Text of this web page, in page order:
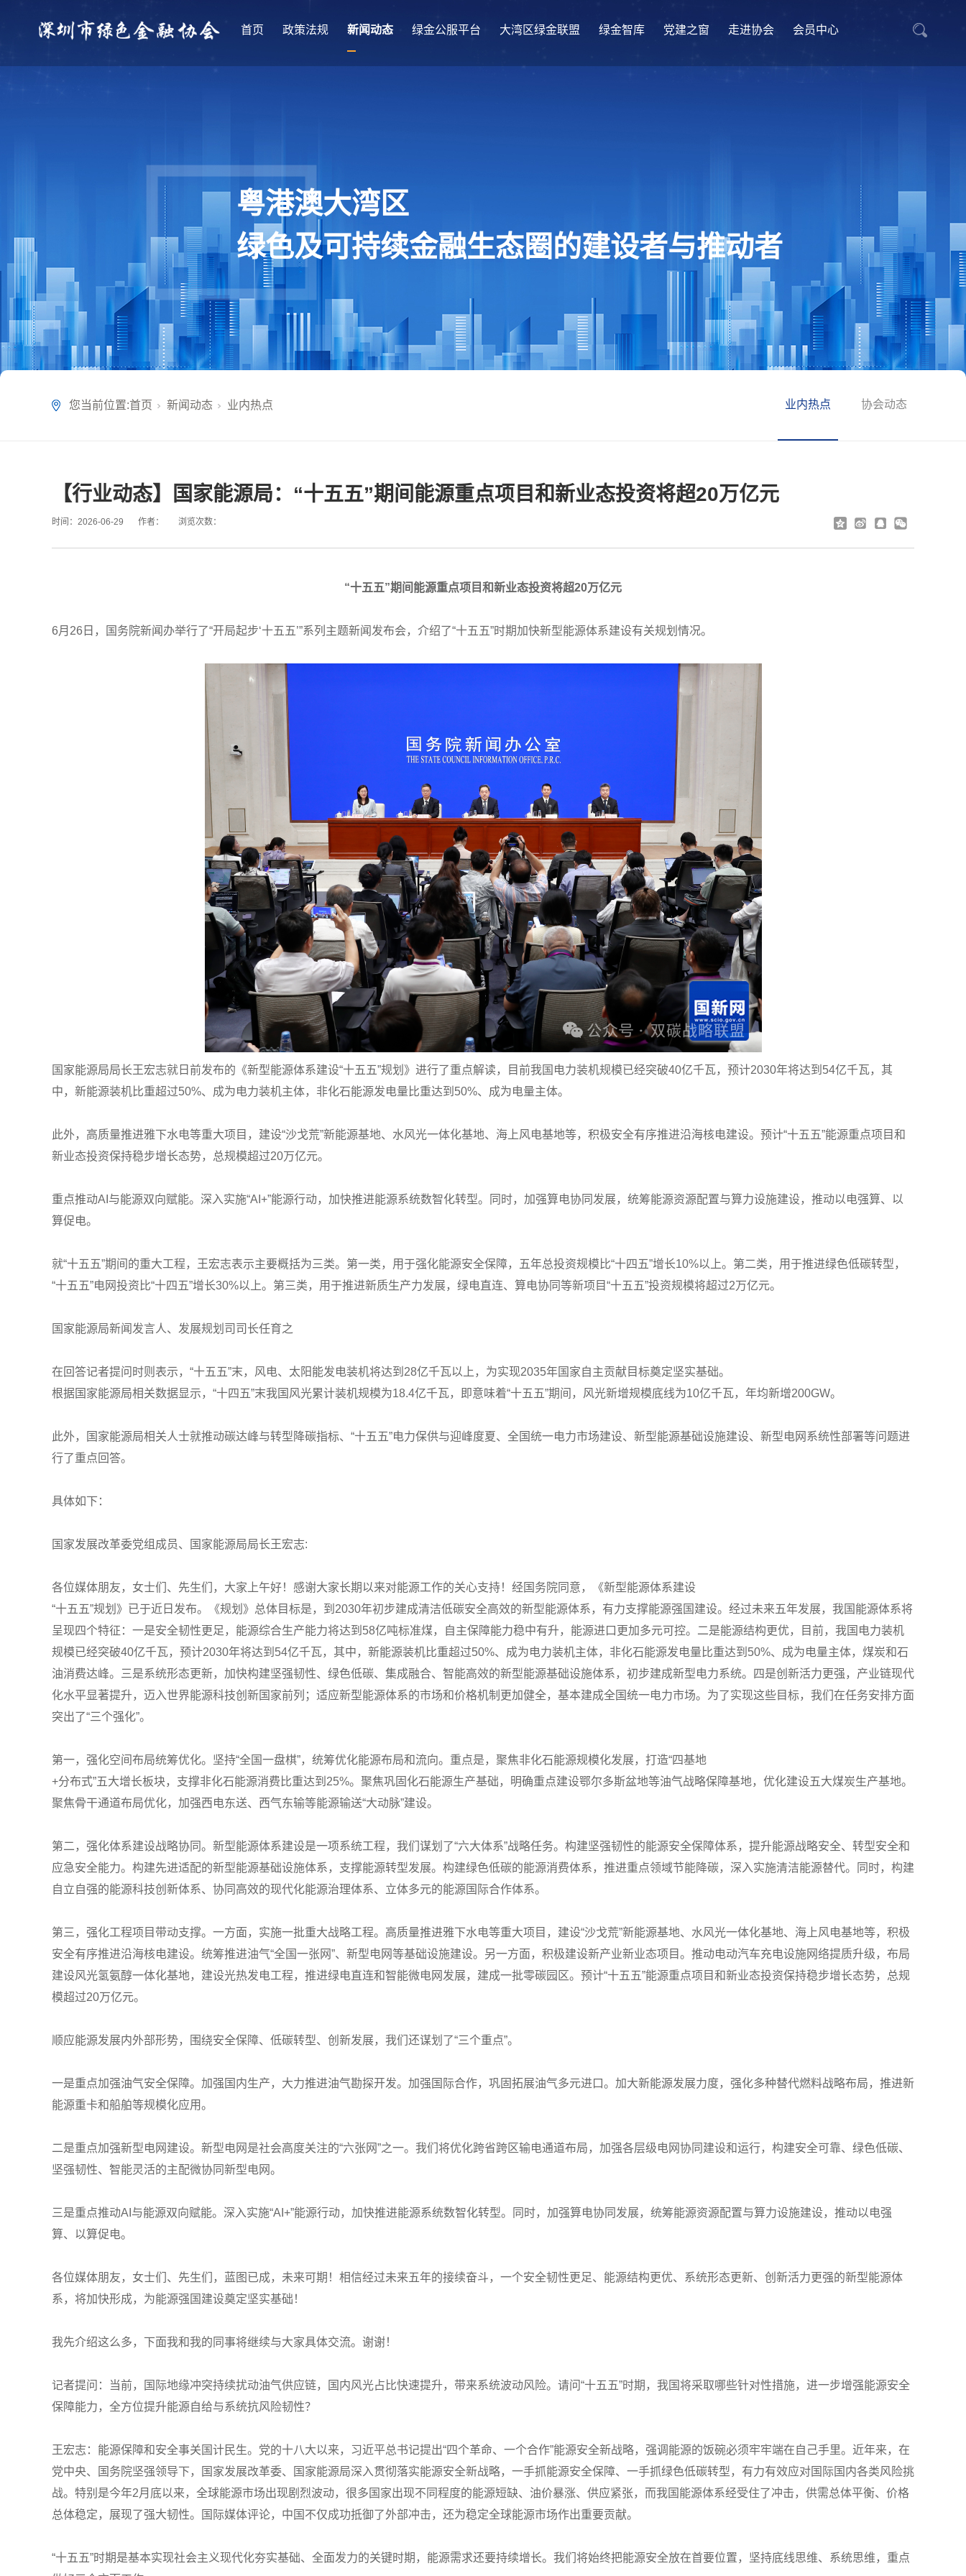
首页 政策法规 新闻动态 绿金公服平台 大湾区绿金联盟 绿金智库 党建之窗 走进协会 会员中心
粤港澳大湾区
绿色及可持续金融生态圈的建设者与推动者
您当前位置:首页 新闻动态 业内热点 业内热点 协会动态
【行业动态】国家能源局：“十五五”期间能源重点项目和新业态投资将超20万亿元
时间： 2026-06-29 作者： 浏览次数：
“十五五”期间能源重点项目和新业态投资将超20万亿元
6月26日，国务院新闻办举行了“开局起步‘十五五’”系列主题新闻发布会，介绍了“十五五”时期加快新型能源体系建设有关规划情况。
国家能源局局长王宏志就日前发布的《新型能源体系建设“十五五”规划》进行了重点解读，目前我国电力装机规模已经突破40亿千瓦，预计2030年将达到54亿千瓦，其
中，新能源装机比重超过50%、成为电力装机主体，非化石能源发电量比重达到50%、成为电量主体。
此外，高质量推进雅下水电等重大项目，建设“沙戈荒”新能源基地、水风光一体化基地、海上风电基地等，积极安全有序推进沿海核电建设。预计“十五五”能源重点项目和
新业态投资保持稳步增长态势，总规模超过20万亿元。
重点推动AI与能源双向赋能。深入实施“AI+”能源行动，加快推进能源系统数智化转型。同时，加强算电协同发展，统筹能源资源配置与算力设施建设，推动以电强算、以
算促电。
就“十五五”期间的重大工程，王宏志表示主要概括为三类。第一类，用于强化能源安全保障，五年总投资规模比“十四五”增长10%以上。第二类，用于推进绿色低碳转型，
“十五五”电网投资比“十四五”增长30%以上。第三类，用于推进新质生产力发展，绿电直连、算电协同等新项目“十五五”投资规模将超过2万亿元。
国家能源局新闻发言人、发展规划司司长任育之
在回答记者提问时则表示，“十五五”末，风电、太阳能发电装机将达到28亿千瓦以上，为实现2035年国家自主贡献目标奠定坚实基础。
根据国家能源局相关数据显示，“十四五”末我国风光累计装机规模为18.4亿千瓦，即意味着“十五五”期间，风光新增规模底线为10亿千瓦，年均新增200GW。
此外，国家能源局相关人士就推动碳达峰与转型降碳指标、“十五五”电力保供与迎峰度夏、全国统一电力市场建设、新型能源基础设施建设、新型电网系统性部署等问题进
行了重点回答。
具体如下：
国家发展改革委党组成员、国家能源局局长王宏志:
各位媒体朋友，女士们、先生们，大家上午好！感谢大家长期以来对能源工作的关心支持！经国务院同意，《新型能源体系建设
“十五五”规划》已于近日发布。《规划》总体目标是，到2030年初步建成清洁低碳安全高效的新型能源体系，有力支撑能源强国建设。经过未来五年发展，我国能源体系将
呈现四个特征：一是安全韧性更足，能源综合生产能力将达到58亿吨标准煤，自主保障能力稳中有升，能源进口更加多元可控。二是能源结构更优，目前，我国电力装机
规模已经突破40亿千瓦，预计2030年将达到54亿千瓦，其中，新能源装机比重超过50%、成为电力装机主体，非化石能源发电量比重达到50%、成为电量主体，煤炭和石
油消费达峰。三是系统形态更新，加快构建坚强韧性、绿色低碳、集成融合、智能高效的新型能源基础设施体系，初步建成新型电力系统。四是创新活力更强，产业链现代
化水平显著提升，迈入世界能源科技创新国家前列；适应新型能源体系的市场和价格机制更加健全，基本建成全国统一电力市场。为了实现这些目标，我们在任务安排方面
突出了“三个强化”。
第一，强化空间布局统筹优化。坚持“全国一盘棋”，统筹优化能源布局和流向。重点是，聚焦非化石能源规模化发展，打造“四基地
+分布式”五大增长板块，支撑非化石能源消费比重达到25%。聚焦巩固化石能源生产基础，明确重点建设鄂尔多斯盆地等油气战略保障基地，优化建设五大煤炭生产基地。
聚焦骨干通道布局优化，加强西电东送、西气东输等能源输送“大动脉”建设。
第二，强化体系建设战略协同。新型能源体系建设是一项系统工程，我们谋划了“六大体系”战略任务。构建坚强韧性的能源安全保障体系，提升能源战略安全、转型安全和
应急安全能力。构建先进适配的新型能源基础设施体系，支撑能源转型发展。构建绿色低碳的能源消费体系，推进重点领域节能降碳，深入实施清洁能源替代。同时，构建
自立自强的能源科技创新体系、协同高效的现代化能源治理体系、立体多元的能源国际合作体系。
第三，强化工程项目带动支撑。一方面，实施一批重大战略工程。高质量推进雅下水电等重大项目，建设“沙戈荒”新能源基地、水风光一体化基地、海上风电基地等，积极
安全有序推进沿海核电建设。统筹推进油气“全国一张网”、新型电网等基础设施建设。另一方面，积极建设新产业新业态项目。推动电动汽车充电设施网络提质升级，布局
建设风光氢氨醇一体化基地，建设光热发电工程，推进绿电直连和智能微电网发展，建成一批零碳园区。预计“十五五”能源重点项目和新业态投资保持稳步增长态势，总规
模超过20万亿元。
顺应能源发展内外部形势，围绕安全保障、低碳转型、创新发展，我们还谋划了“三个重点”。
一是重点加强油气安全保障。加强国内生产，大力推进油气勘探开发。加强国际合作，巩固拓展油气多元进口。加大新能源发展力度，强化多种替代燃料战略布局，推进新
能源重卡和船舶等规模化应用。
二是重点加强新型电网建设。新型电网是社会高度关注的“六张网”之一。我们将优化跨省跨区输电通道布局，加强各层级电网协同建设和运行，构建安全可靠、绿色低碳、
坚强韧性、智能灵活的主配微协同新型电网。
三是重点推动AI与能源双向赋能。深入实施“AI+”能源行动，加快推进能源系统数智化转型。同时，加强算电协同发展，统筹能源资源配置与算力设施建设，推动以电强
算、以算促电。
各位媒体朋友，女士们、先生们，蓝图已成，未来可期！相信经过未来五年的接续奋斗，一个安全韧性更足、能源结构更优、系统形态更新、创新活力更强的新型能源体
系，将加快形成，为能源强国建设奠定坚实基础！
我先介绍这么多，下面我和我的同事将继续与大家具体交流。谢谢！
记者提问：当前，国际地缘冲突持续扰动油气供应链，国内风光占比快速提升，带来系统波动风险。请问“十五五”时期，我国将采取哪些针对性措施，进一步增强能源安全
保障能力，全方位提升能源自给与系统抗风险韧性？
王宏志：能源保障和安全事关国计民生。党的十八大以来，习近平总书记提出“四个革命、一个合作”能源安全新战略，强调能源的饭碗必须牢牢端在自己手里。近年来，在
党中央、国务院坚强领导下，国家发展改革委、国家能源局深入贯彻落实能源安全新战略，一手抓能源安全保障、一手抓绿色低碳转型，有力有效应对国际国内各类风险挑
战。特别是今年2月底以来，全球能源市场出现剧烈波动，很多国家出现不同程度的能源短缺、油价暴涨、供应紧张，而我国能源体系经受住了冲击，供需总体平衡、价格
总体稳定，展现了强大韧性。国际媒体评论，中国不仅成功抵御了外部冲击，还为稳定全球能源市场作出重要贡献。
“十五五”时期是基本实现社会主义现代化夯实基础、全面发力的关键时期，能源需求还要持续增长。我们将始终把能源安全放在首要位置，坚持底线思维、系统思维，重点